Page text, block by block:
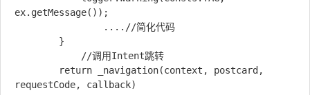
ex.getMessage());